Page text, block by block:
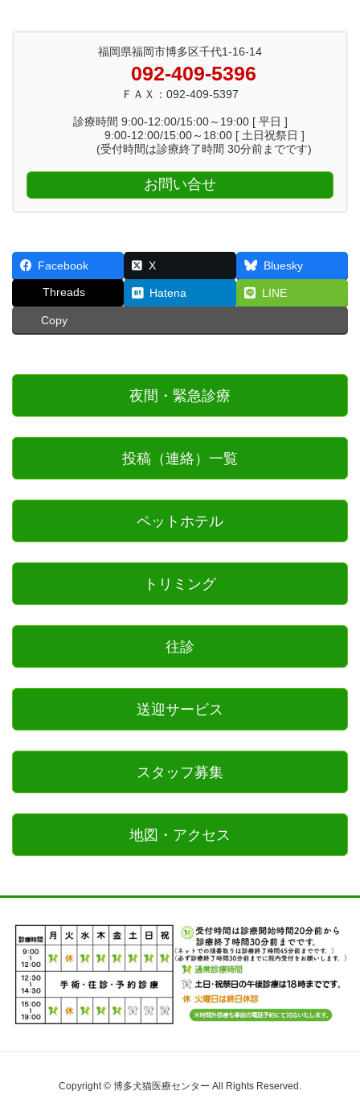
福岡県福岡市博多区千代1-16-14
092-409-5396
ＦＡＸ：092-409-5397
診療時間 9:00-12:00/15:00～19:00 [ 平日 ]
9:00-12:00/15:00～18:00 [ 土日祝祭日 ]
(受付時間は診療終了時間 30分前までです)
お問い合せ
Facebook X Bluesky
Threads Hatena LINE
Copy
夜間・緊急診療
投稿（連絡）一覧
ペットホテル
トリミング
往診
送迎サービス
スタッフ募集
地図・アクセス
Copyright © 博多犬猫医療センター All Rights Reserved.